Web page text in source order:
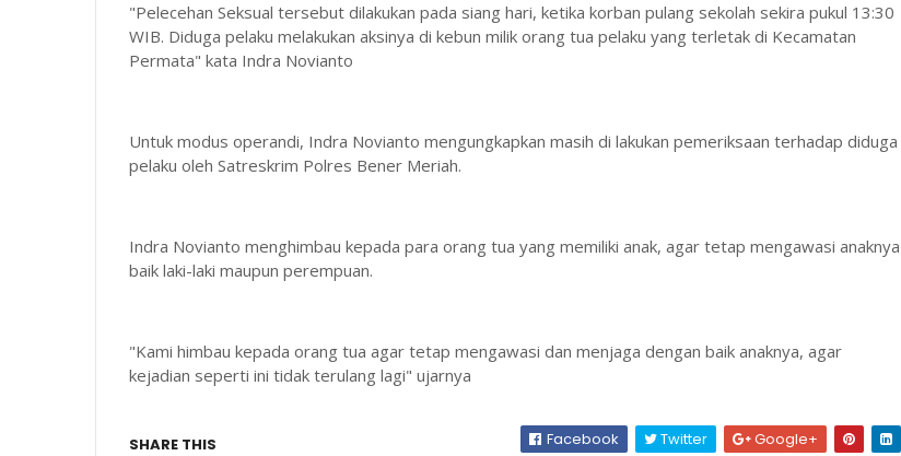
"Pelecehan Seksual tersebut dilakukan pada siang hari, ketika korban pulang sekolah sekira pukul 13:30
WIB. Diduga pelaku melakukan aksinya di kebun milik orang tua pelaku yang terletak di Kecamatan
Permata" kata Indra Novianto
Untuk modus operandi, Indra Novianto mengungkapkan masih di lakukan pemeriksaan terhadap diduga
pelaku oleh Satreskrim Polres Bener Meriah.
Indra Novianto menghimbau kepada para orang tua yang memiliki anak, agar tetap mengawasi anaknya
baik laki-laki maupun perempuan.
"Kami himbau kepada orang tua agar tetap mengawasi dan menjaga dengan baik anaknya, agar
kejadian seperti ini tidak terulang lagi" ujarnya
SHARE THIS Facebook Twitter Google+